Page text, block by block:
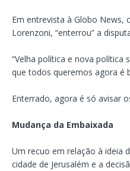
Em entrevista à Globo News,
Lorenzoni, “enterrou” a
“Velha política e nova política
que todos queremos agora é
Enterrado, agora é só avisar
Mudança da Embaixada
Um recuo em relação à ideia
cidade de Jerusalém e a